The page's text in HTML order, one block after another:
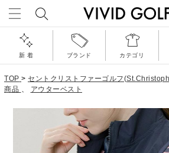
新 着 ブランド カテゴリ
TOP > セントクリストファーゴルフ
商品 、 アウターベスト